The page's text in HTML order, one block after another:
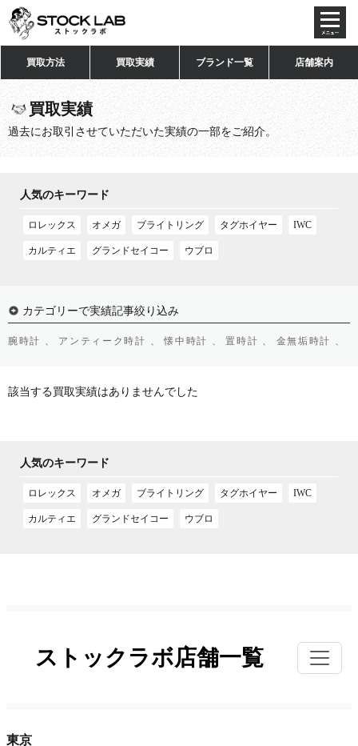
買取方法 買取実績 ブランド一覧 店舗案内
買取実績
過去にお取引させていただいた実績の一部をご紹介。
人気のキーワード
ロレックス オメガ ブライトリング タグホイヤー IWC
カルティエ グランドセイコー ウブロ
カテゴリーで実績記事絞り込み
腕時計 、 アンティーク時計 、 懐中時計 、 置時計 、 金無垢時計 、
該当する買取実績はありませんでした
人気のキーワード
ロレックス オメガ ブライトリング タグホイヤー IWC
カルティエ グランドセイコー ウブロ
ストックラボ店舗一覧
東京